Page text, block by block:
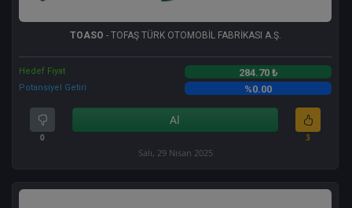
TOASO - TOFAŞ TÜRK OTOMOBİL FABRİKASI A.Ş.
Hedef Fiyat 284.70 ₺
Potansiyel Getiri %0.00
0
Al
3
Salı, 29 Nisan 2025